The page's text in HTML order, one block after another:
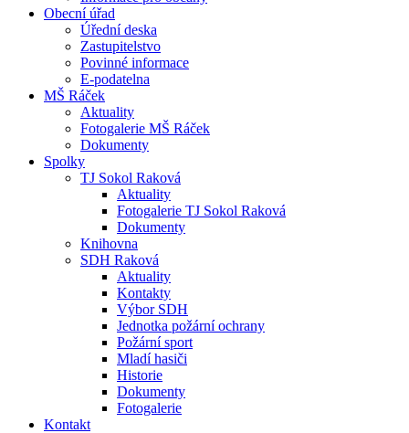
Obecní úřad
Úřední deska
Zastupitelstvo
Povinné informace
E-podatelna
MŠ Ráček
Aktuality
Fotogalerie MŠ Ráček
Dokumenty
Spolky
TJ Sokol Raková
Aktuality
Fotogalerie TJ Sokol Raková
Dokumenty
Knihovna
SDH Raková
Aktuality
Kontakty
Výbor SDH
Jednotka požární ochrany
Požární sport
Mladí hasiči
Historie
Dokumenty
Fotogalerie
Kontakt